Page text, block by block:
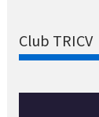
Club TRICV